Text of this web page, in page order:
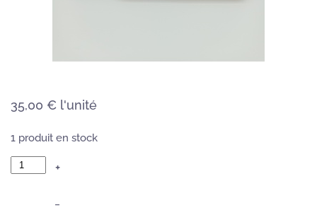
35,00 € l'unité
1 produit en stock
+
–